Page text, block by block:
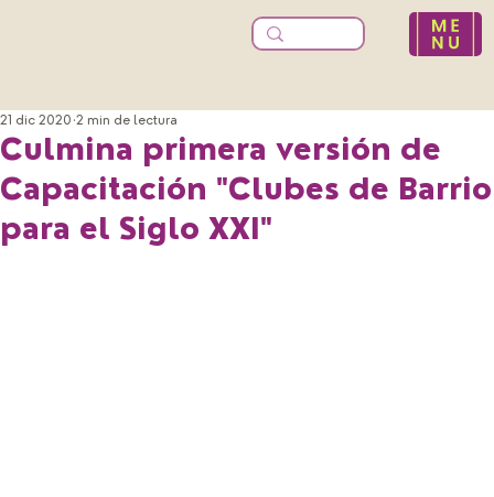
Culmina primera versión de
Capacitación "Clubes de Barrio
para el Siglo XXI"
21 dic 2020 2 min de lectura